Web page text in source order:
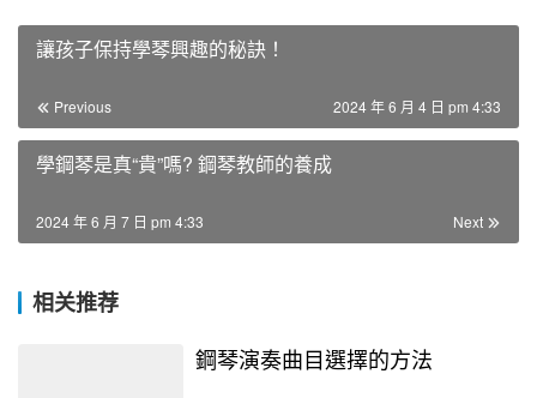
​​讓孩子保持學琴興趣的秘訣！
Previous 2024 年 6 月 4 日 pm 4:33
學鋼琴是真“貴”嗎? 鋼琴教師的養成
Next
2024 年 6 月 7 日 pm 4:33
相关推荐
鋼琴演奏曲目選擇的方法